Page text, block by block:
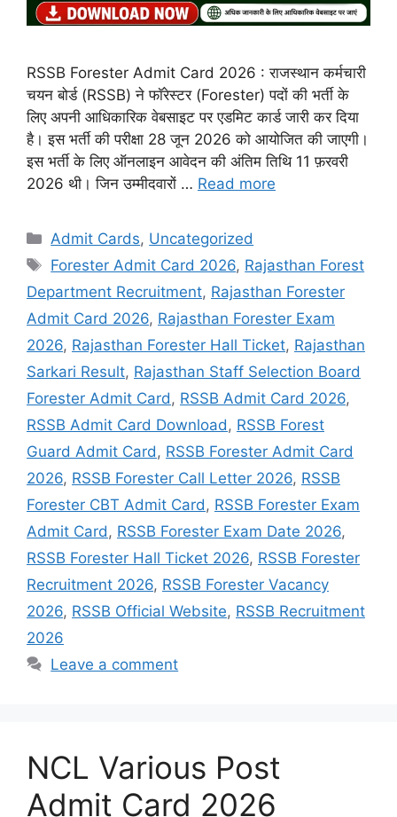
RSSB Forester Admit Card 2026 : राजस्थान कर्मचारी
चयन बोर्ड (RSSB) ने फॉरेस्टर (Forester) पदों की भर्ती के
लिए अपनी आधिकारिक वेबसाइट पर एडमिट कार्ड जारी कर दिया
है। इस भर्ती की परीक्षा 28 जून 2026 को आयोजित की जाएगी।
इस भर्ती के लिए ऑनलाइन आवेदन की अंतिम तिथि 11 फ़रवरी
2026 थी। जिन उम्मीदवारों … Read more
Admit Cards, Uncategorized
Forester Admit Card 2026, Rajasthan Forest
Department Recruitment, Rajasthan Forester
Admit Card 2026, Rajasthan Forester Exam
2026, Rajasthan Forester Hall Ticket, Rajasthan
Sarkari Result, Rajasthan Staff Selection Board
Forester Admit Card, RSSB Admit Card 2026,
RSSB Admit Card Download, RSSB Forest
Guard Admit Card, RSSB Forester Admit Card
2026, RSSB Forester Call Letter 2026, RSSB
Forester CBT Admit Card, RSSB Forester Exam
Admit Card, RSSB Forester Exam Date 2026,
RSSB Forester Hall Ticket 2026, RSSB Forester
Recruitment 2026, RSSB Forester Vacancy
2026, RSSB Official Website, RSSB Recruitment
2026
Leave a comment
NCL Various Post
Admit Card 2026